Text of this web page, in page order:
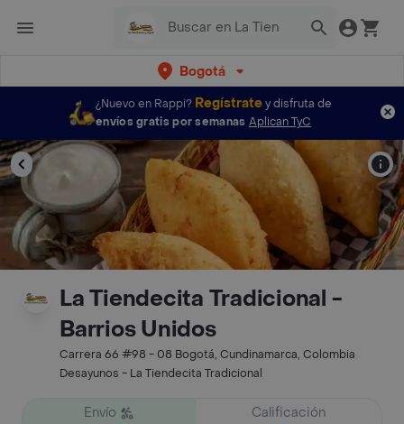
Bogotá
¿Nuevo en Rappi? Regístratey disfruta de
envíos gratis por semanas Aplican TyC
La Tiendecita Tradicional -
Barrios Unidos
Carrera 66 #98 - 08 Bogotá, Cundinamarca, Colombia
Desayunos - La Tiendecita Tradicional
Envío
Calificación